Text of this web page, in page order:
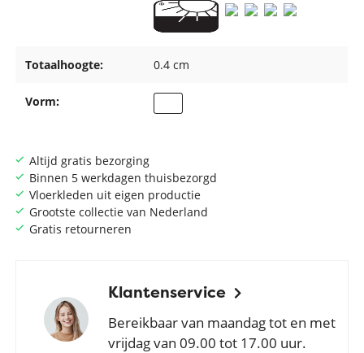
Altijd gratis bezorging
Binnen 5 werkdagen thuisbezorgd
Vloerkleden uit eigen productie
Grootste collectie van Nederland
Gratis retourneren
Klantenservice
Bereikbaar van maandag tot en met
vrijdag van 09.00 tot 17.00 uur.
Totaalhoogte: 0.4 cm
Vorm: